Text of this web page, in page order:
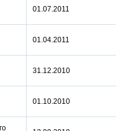
01.07.2011
01.04.2011
31.12.2010
01.10.2010